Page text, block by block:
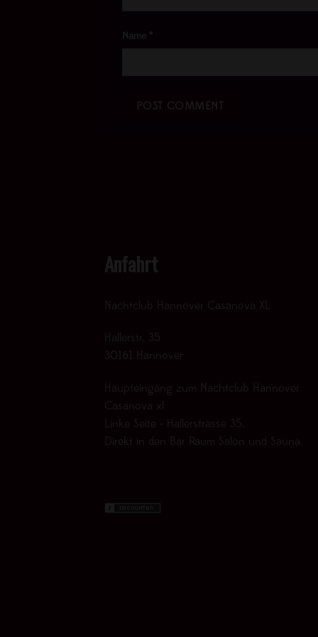
Name *
Anfahrt
Nachtclub Hannover Casanova XL
Hallerstr. 35
30161 Hannover
Haupteingang zum Nachtclub Hannover
Casanova xl
Linke Seite - Hallerstrasse 35.
Direkt in den Bar Raum Salon und Sauna.